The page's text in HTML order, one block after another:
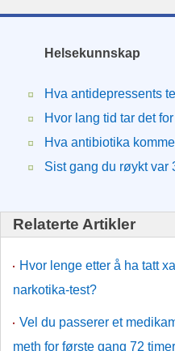
Helsekunnskap
Relaterte Artikler
Hvor lenge etter å ha tatt
narkotika-test?
Vel du passerer et
meth for første gang 72